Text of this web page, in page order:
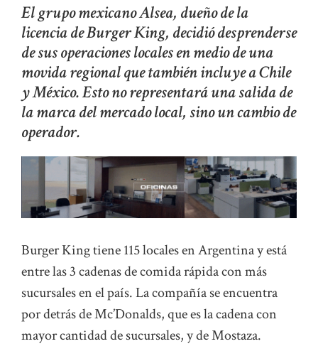
El grupo mexicano Alsea, dueño de la
licencia de Burger King, decidió desprenderse
de sus operaciones locales en medio de una
movida regional que también incluye a Chile
y México. Esto no representará una salida de
la marca del mercado local, sino un cambio de
operador.
Burger King tiene 115 locales en Argentina y está
entre las 3 cadenas de comida rápida con más
sucursales en el país. La compañía se encuentra
por detrás de Mc’Donalds, que es la cadena con
mayor cantidad de sucursales, y de Mostaza.